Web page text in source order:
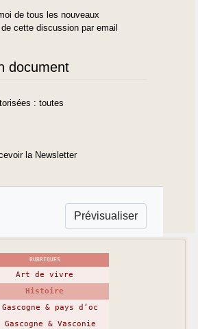
de tous les nouveaux
cette discussion par email
document
: toutes
la Newsletter
RUBRIQUES
Art de vivre
Histoire
Gascogne & pays d’oc
Gascogne & Vasconie